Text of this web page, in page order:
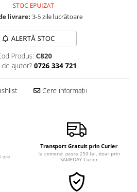
STOC EPUIZAT
livrare: 3-5 zile lucrătoare
ALERTĂ STOC
Produs: C820
de ajutor? 0726 334 721
Cere informații
ore
Transport Gratuit prin Curier
la comenzi peste 250 lei, doar prin
SAMEDAY Curier